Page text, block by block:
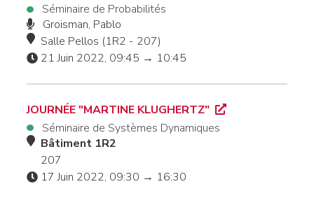
Séminaire de Probabilités
Groisman, Pablo
Salle Pellos (1R2 - 207)
21 Juin 2022, 09:45 → 10:45
JOURNÉE "MARTINE KLUGHERTZ"
Séminaire de Systèmes Dynamiques
Bâtiment 1R2
207
17 Juin 2022, 09:30 → 16:30